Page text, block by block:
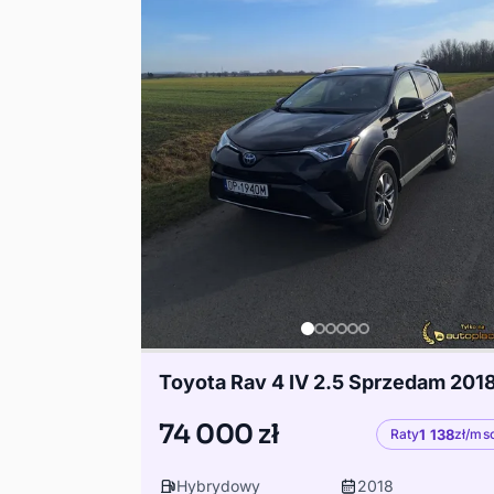
Toyota Rav 4 IV 2.5 Sprzedam
74 000 zł Raty1 138zł/
Hybrydowy 2018